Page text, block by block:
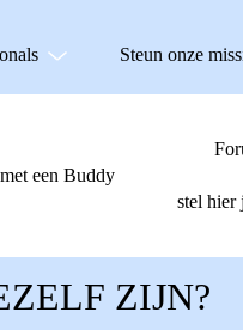
Steun onze
een Buddy
stel hier
ZIJN?